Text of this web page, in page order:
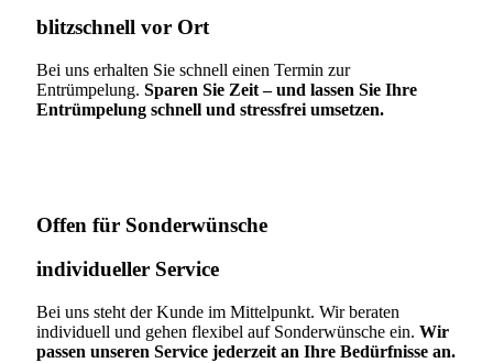
blitzschnell vor Ort
Bei uns erhalten Sie schnell einen Termin zur
Entrümpelung. Sparen Sie Zeit – und lassen Sie Ihre
Entrümpelung schnell und stressfrei umsetzen.
Offen für Sonderwünsche​
individueller Service
Bei uns steht der Kunde im Mittelpunkt. Wir beraten
individuell und gehen flexibel auf Sonderwünsche ein. Wir
passen unseren Service jederzeit an Ihre Bedürfnisse an.